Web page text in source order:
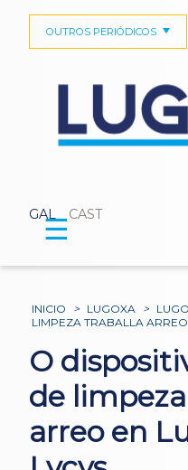
GAL CAST
OUTROS PERIÓDICOS
☰
INICIO > LUGOXA > LUGO
LIMPEZA TRABALLA
O
de
arreo en